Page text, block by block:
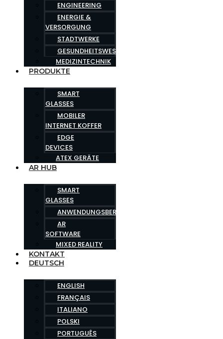
ENGINEERING
ENERGIE &
VERSORGUNG
STADTWERKE
GESUNDHEITSWESEN
MEDIZINTECHNIK
PRODUKTE
SMART
GLASSES
MOBILER
INTERNET KOFFER
EDGE
DEVICES
ATEX GERÄTE
AR HUB
SMART
GLASSES
ANWENDUNGSBEREICHE
AR
SOFTWARE
MIXED REALITY
KONTAKT
DEUTSCH
ENGLISH
FRANÇAIS
ITALIANO
POLSKI
PORTUGUÊS